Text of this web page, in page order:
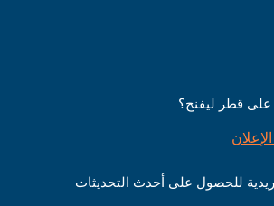
قطر ليفنج؟
للحصول على أحدث التحديثات